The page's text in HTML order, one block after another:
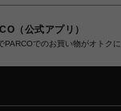
（公式アプリ）
PARCOでのお買い物がオトクに